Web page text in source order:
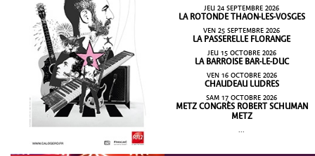
JEU 24 SEPTEMBRE 2026
LA ROTONDE THAON-LES-VOSGES
VEN 25 SEPTEMBRE 2026
LA PASSERELLE FLORANGE
JEU 15 OCTOBRE 2026
LA BARROISE BAR-LE-DUC
VEN 16 OCTOBRE 2026
CHAUDEAU LUDRES
SAM 17 OCTOBRE 2026
METZ CONGRÈS ROBERT SCHUMAN
METZ
...